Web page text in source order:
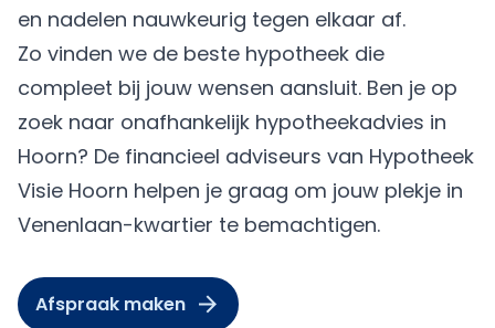
en nadelen nauwkeurig tegen elkaar af.
Zo vinden we de beste hypotheek die
compleet bij jouw wensen aansluit. Ben je op
zoek naar onafhankelijk hypotheekadvies in
Hoorn? De financieel adviseurs van Hypotheek
Visie Hoorn helpen je graag om jouw plekje in
Venenlaan-kwartier te bemachtigen.
Afspraak maken